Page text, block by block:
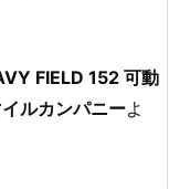
FIELD 152 可動
ルカンパニーよ